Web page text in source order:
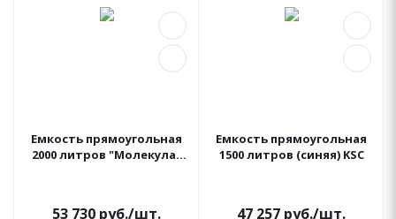
Емкость прямоугольная
2000 литров "Молекула"
53 730 руб./шт.
Емкость прямоугольная
1500 литров (синяя) KSC
47 257 руб./шт.